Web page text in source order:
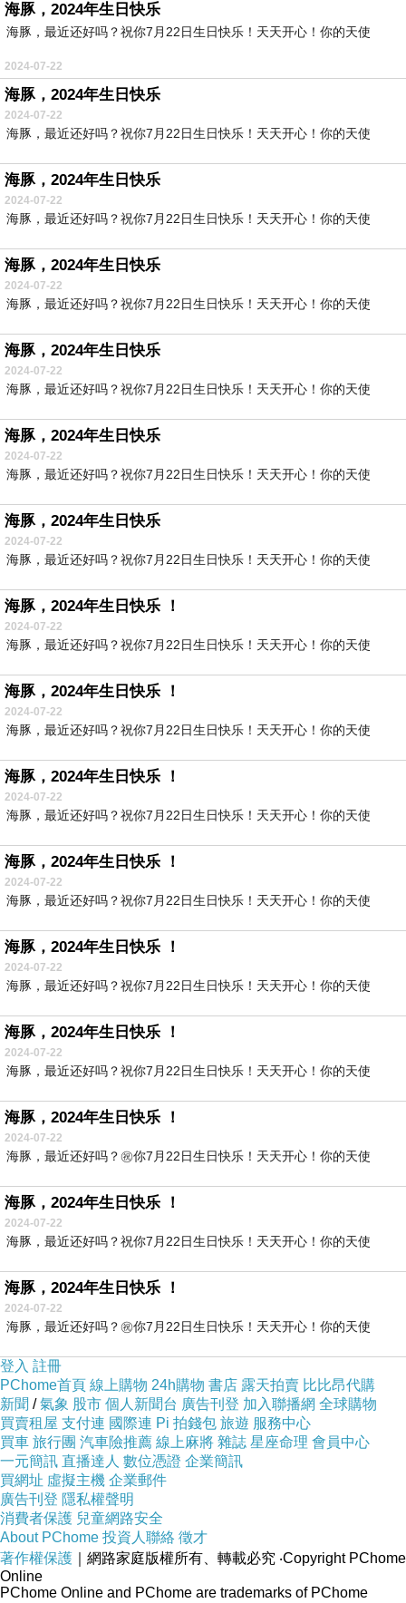
海豚，2024年生日快乐
海豚，最近还好吗？祝你7月22日生日快乐！天天开心！你的天使
2024-07-22
海豚，2024年生日快乐
2024-07-22
海豚，最近还好吗？祝你7月22日生日快乐！天天开心！你的天使
海豚，2024年生日快乐
2024-07-22
海豚，最近还好吗？祝你7月22日生日快乐！天天开心！你的天使
海豚，2024年生日快乐
2024-07-22
海豚，最近还好吗？祝你7月22日生日快乐！天天开心！你的天使
海豚，2024年生日快乐
2024-07-22
海豚，最近还好吗？祝你7月22日生日快乐！天天开心！你的天使
海豚，2024年生日快乐
2024-07-22
海豚，最近还好吗？祝你7月22日生日快乐！天天开心！你的天使
海豚，2024年生日快乐
2024-07-22
海豚，最近还好吗？祝你7月22日生日快乐！天天开心！你的天使
海豚，2024年生日快乐 ！
2024-07-22
海豚，最近还好吗？祝你7月22日生日快乐！天天开心！你的天使
海豚，2024年生日快乐 ！
2024-07-22
海豚，最近还好吗？祝你7月22日生日快乐！天天开心！你的天使
海豚，2024年生日快乐 ！
2024-07-22
海豚，最近还好吗？祝你7月22日生日快乐！天天开心！你的天使
海豚，2024年生日快乐 ！
2024-07-22
海豚，最近还好吗？祝你7月22日生日快乐！天天开心！你的天使
海豚，2024年生日快乐 ！
2024-07-22
海豚，最近还好吗？祝你7月22日生日快乐！天天开心！你的天使
海豚，2024年生日快乐 ！
2024-07-22
海豚，最近还好吗？祝你7月22日生日快乐！天天开心！你的天使
海豚，2024年生日快乐 ！
2024-07-22
海豚，最近还好吗？㊗️你7月22日生日快乐！天天开心！你的天使
海豚，2024年生日快乐 ！
2024-07-22
海豚，最近还好吗？祝你7月22日生日快乐！天天开心！你的天使
海豚，2024年生日快乐 ！
2024-07-22
海豚，最近还好吗？㊗️你7月22日生日快乐！天天开心！你的天使
登入 註冊
PChome首頁 線上購物 24h購物 書店 露天拍賣 比比昂代購
新聞 /氣象 股市 個人新聞台 廣告刊登 加入聯播網 全球購物
買賣租屋 支付連 國際連 Pi 拍錢包 旅遊 服務中心
買車 旅行團 汽車險推薦 線上麻將 雜誌 星座命理 會員中心
一元簡訊 直播達人 數位憑證 企業簡訊
買網址 虛擬主機 企業郵件
廣告刊登 隱私權聲明
消費者保護 兒童網路安全
About PChome 投資人聯絡 徵才
著作權保護 ｜網路家庭版權所有、轉載必究 ‧Copyright PChome
Online
PChome Online and PChome are trademarks of PChome